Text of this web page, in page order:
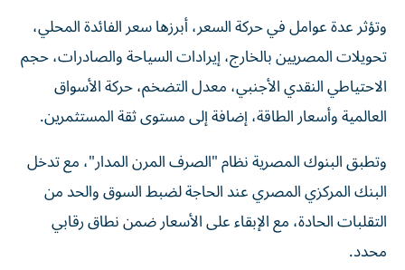
وتؤثر عدة عوامل في حركة السعر، أبرزها سعر الفائدة المحلي،
تحويلات المصريين بالخارج، إيرادات السياحة والصادرات، حجم
الاحتياطي النقدي الأجنبي، معدل التضخم، حركة الأسواق
العالمية وأسعار الطاقة، إضافة إلى مستوى ثقة المستثمرين.
وتطبق البنوك المصرية نظام "الصرف المرن المدار"، مع تدخل
البنك المركزي المصري عند الحاجة لضبط السوق والحد من
التقلبات الحادة، مع الإبقاء على الأسعار ضمن نطاق رقابي
محدد.